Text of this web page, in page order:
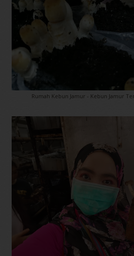
Rumah Kebun Jamur - Kebun Jamur